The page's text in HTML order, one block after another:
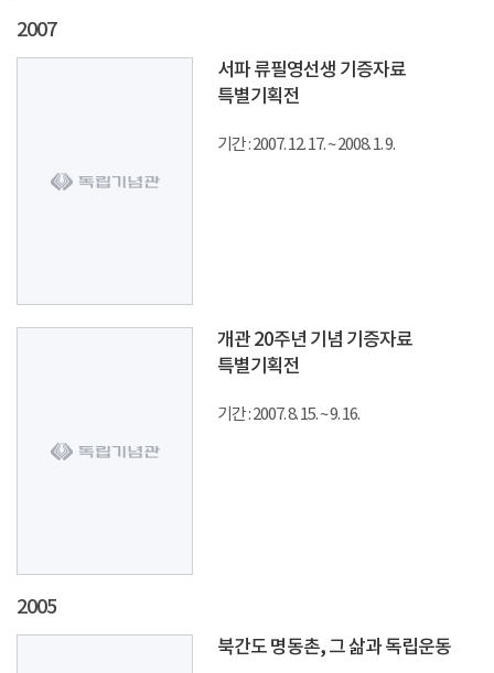
2007
서파 류필영선생 기증자료
특별기획전
기간 : 2007. 12. 17. ~ 2008. 1. 9.
개관 20주년 기념 기증자료
특별기획전
기간 : 2007. 8. 15. ~ 9. 16.
2005
북간도 명동촌, 그 삶과 독립운동